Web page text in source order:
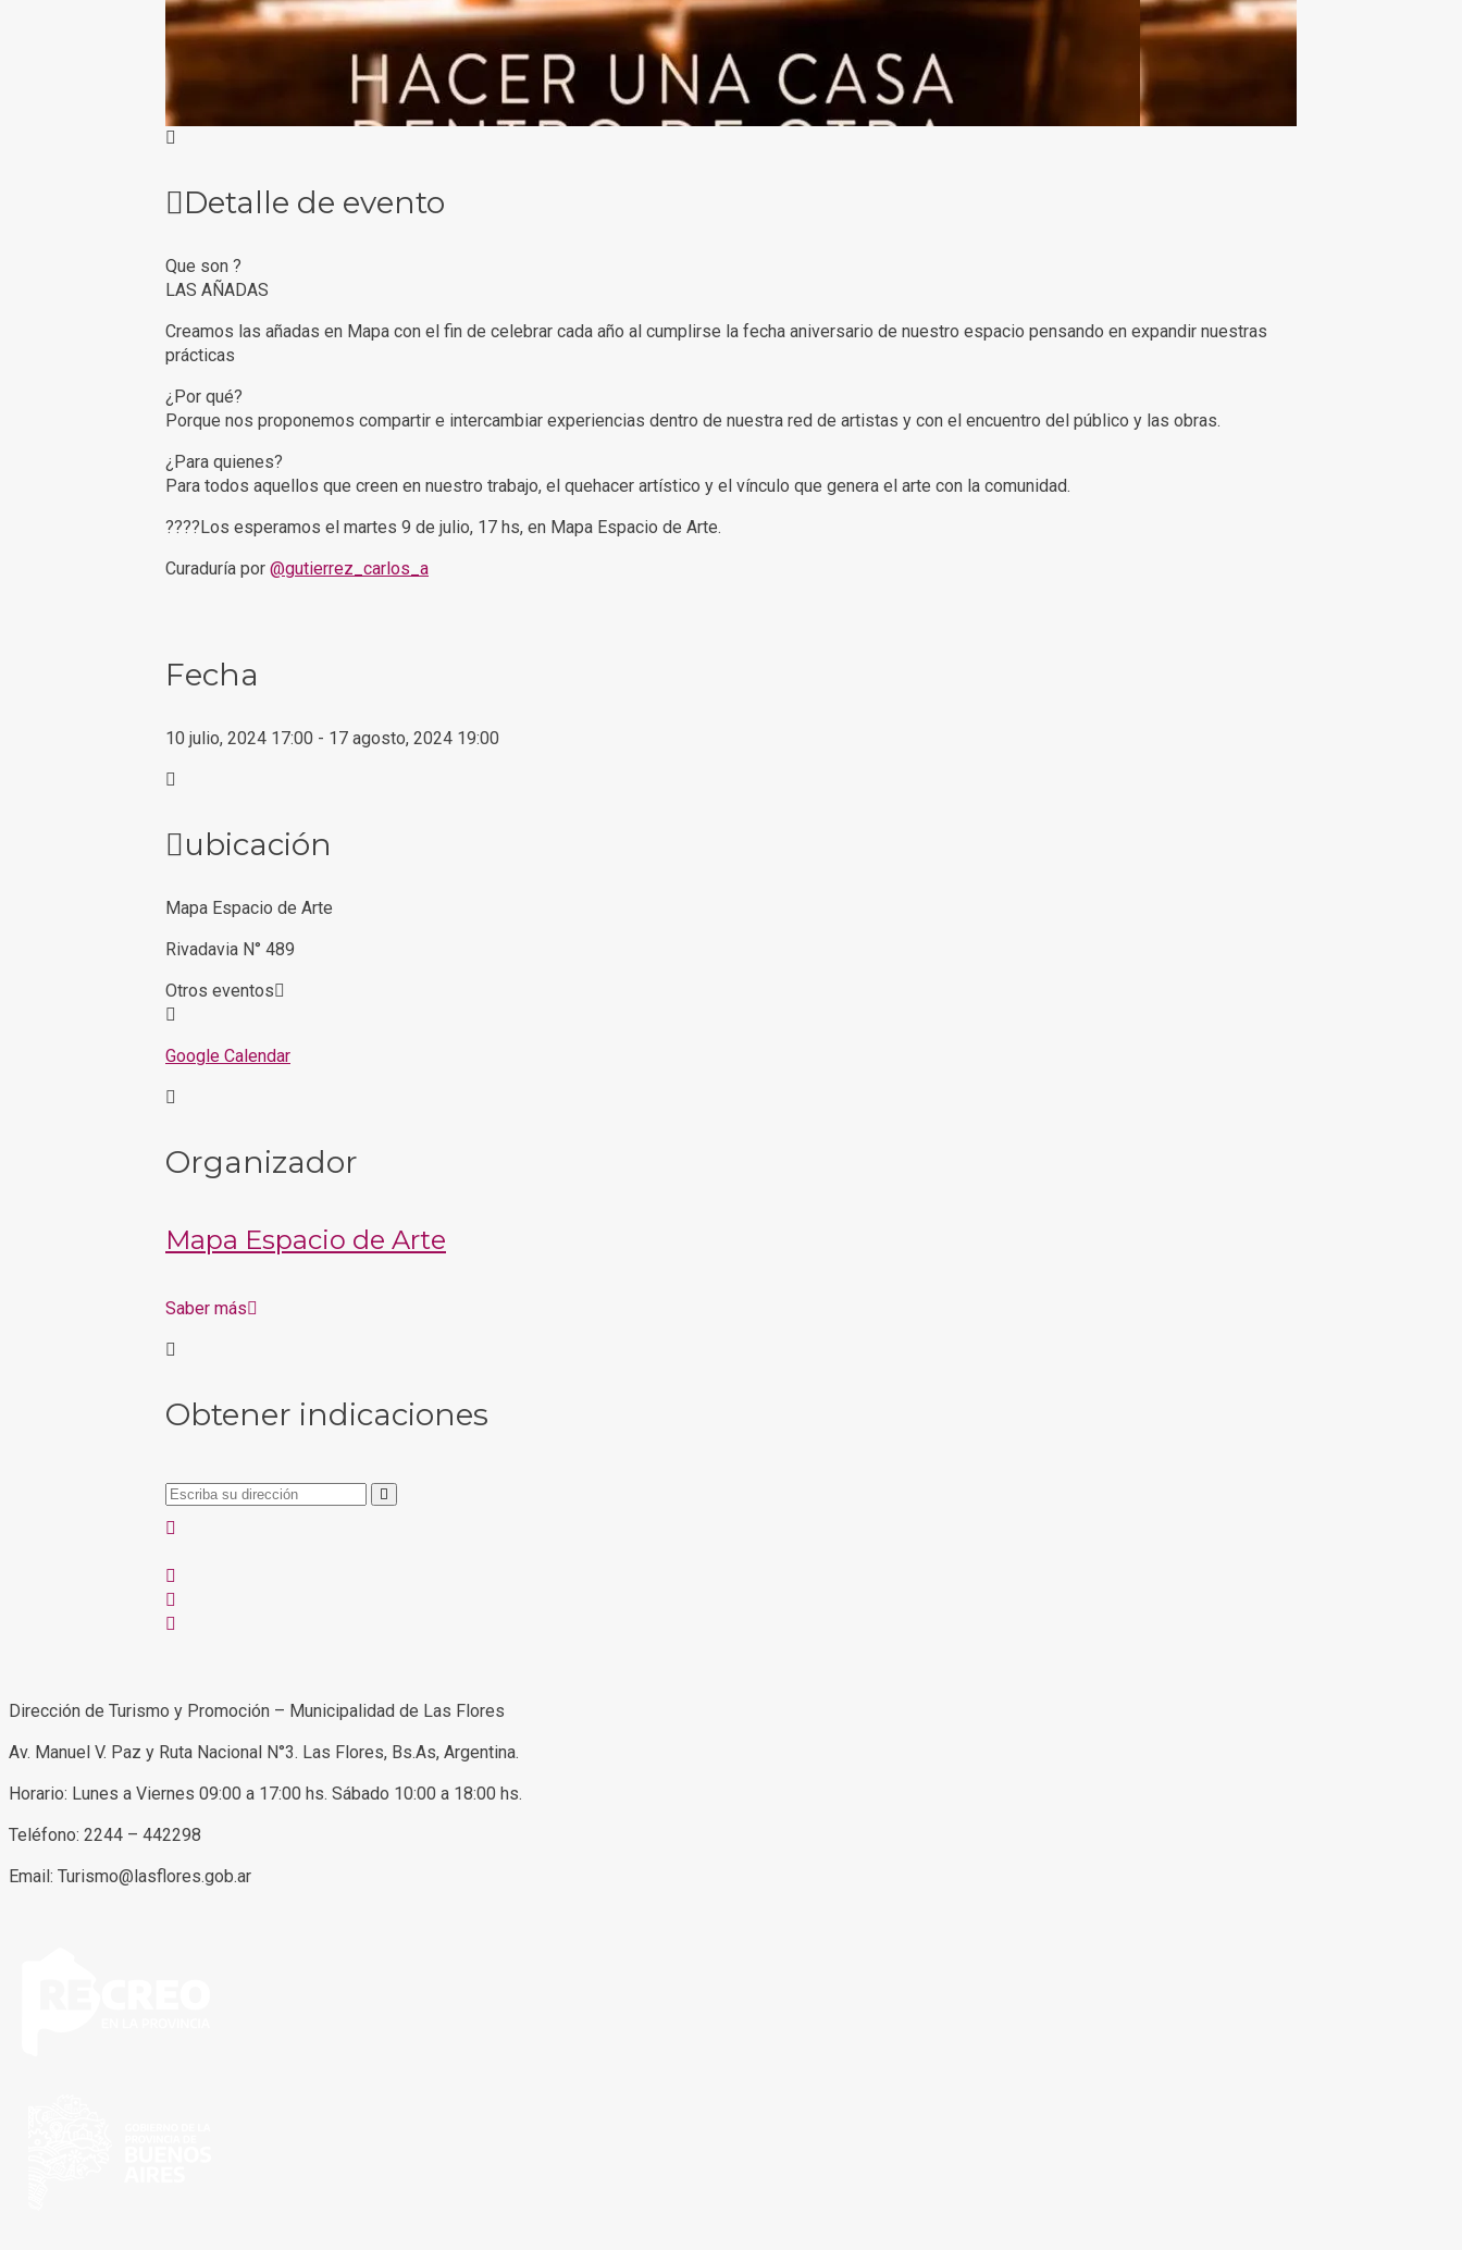
Detalle de evento
Que son ?
LAS AÑADAS
Creamos las añadas en Mapa con el fin de celebrar cada año al cumplirse la fecha aniversario de nuestro espacio pensando en expandir nuestras
prácticas
¿Por qué?
Porque nos proponemos compartir e intercambiar experiencias dentro de nuestra red de artistas y con el encuentro del público y las obras.
¿Para quienes?
Para todos aquellos que creen en nuestro trabajo, el quehacer artístico y el vínculo que genera el arte con la comunidad.
????Los esperamos el martes 9 de julio, 17 hs, en Mapa Espacio de Arte.
Curaduría por @gutierrez_carlos_a
Fecha
10 julio, 2024 17:00 - 17 agosto, 2024 19:00
ubicación
Mapa Espacio de Arte
Rivadavia N° 489
Otros eventos
Google Calendar
Organizador
Mapa Espacio de Arte
Saber más
Obtener indicaciones
Dirección de Turismo y Promoción – Municipalidad de Las Flores
Av. Manuel V. Paz y Ruta Nacional N°3. Las Flores, Bs.As, Argentina.
Horario: Lunes a Viernes 09:00 a 17:00 hs. Sábado 10:00 a 18:00 hs.
Teléfono: 2244 – 442298
Email: Turismo@lasflores.gob.ar